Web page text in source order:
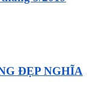
ĐẸP NGHĨA